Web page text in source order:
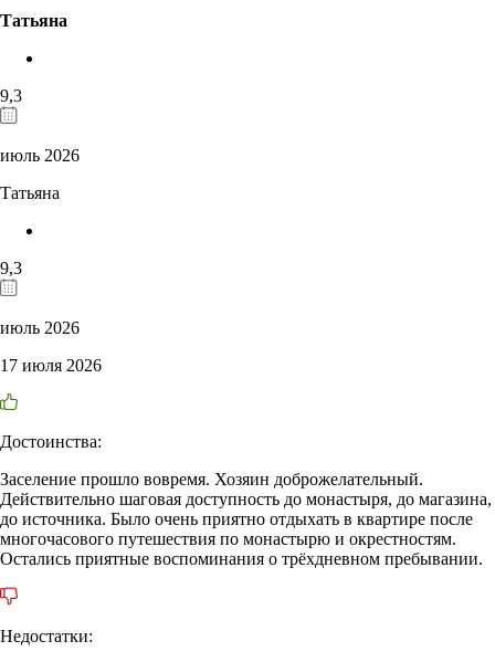
Татьяна
9,3
июль 2026
Татьяна
9,3
июль 2026
17 июля 2026
Достоинства:
Заселение прошло вовремя. Хозяин доброжелательный.
Действительно шаговая доступность до монастыря, до магазина,
до источника. Было очень приятно отдыхать в квартире после
многочасового путешествия по монастырю и окрестностям.
Остались приятные воспоминания о трёхдневном пребывании.
Недостатки: